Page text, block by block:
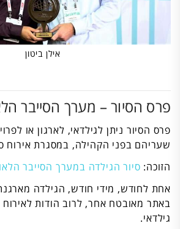
אילן ביטון
פרס הסיור – מערך הסייבר
פרס הסיור ניתן לגילדאי, לארגון או
שעריהם בפני הקהילה, במסגרת אירוח
הזוכה: סיור הגילדה במערך הסייבר
אחת לחודש, מידי חודש, הגילדה
באתר מאובטח אחר, לרוב הודות לאירוח
גילדאי.